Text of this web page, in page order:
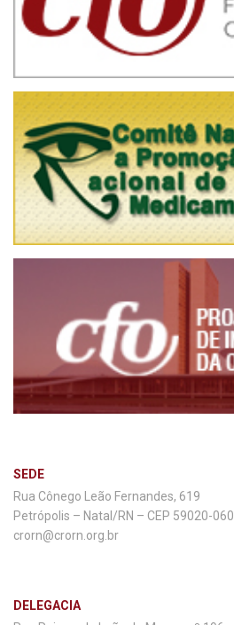
SEDE
Rua Cônego Leão Fernandes, 619
Petrópolis – Natal/RN – CEP 59020-060
crorn@crorn.org.br
DELEGACIA